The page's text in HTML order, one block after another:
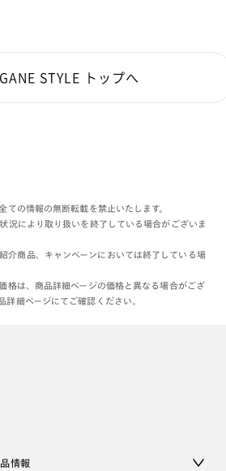
STYLE トップへ
の情報の無断転載を禁止いたします。
況により取り扱いを終了している場合がございま
介商品、キャンペーンにおいては終了している場
格は、商品詳細ページの価格と異なる場合がござ
詳細ページにてご確認ください。
情報